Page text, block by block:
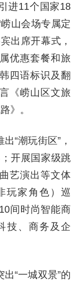
11个国家18
山会场专属定
出席开幕式，
优惠套餐和旅
四语标识及翻
《崂山区文旅
》。
“潮玩街区”，
开展国家级跳
艺演出等文体
玩家角色）巡
间时尚智能商
技、商务及企
“一城双景”的